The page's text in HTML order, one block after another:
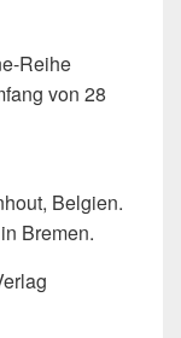
Reihe
von 28
Belgien.
in Bremen.